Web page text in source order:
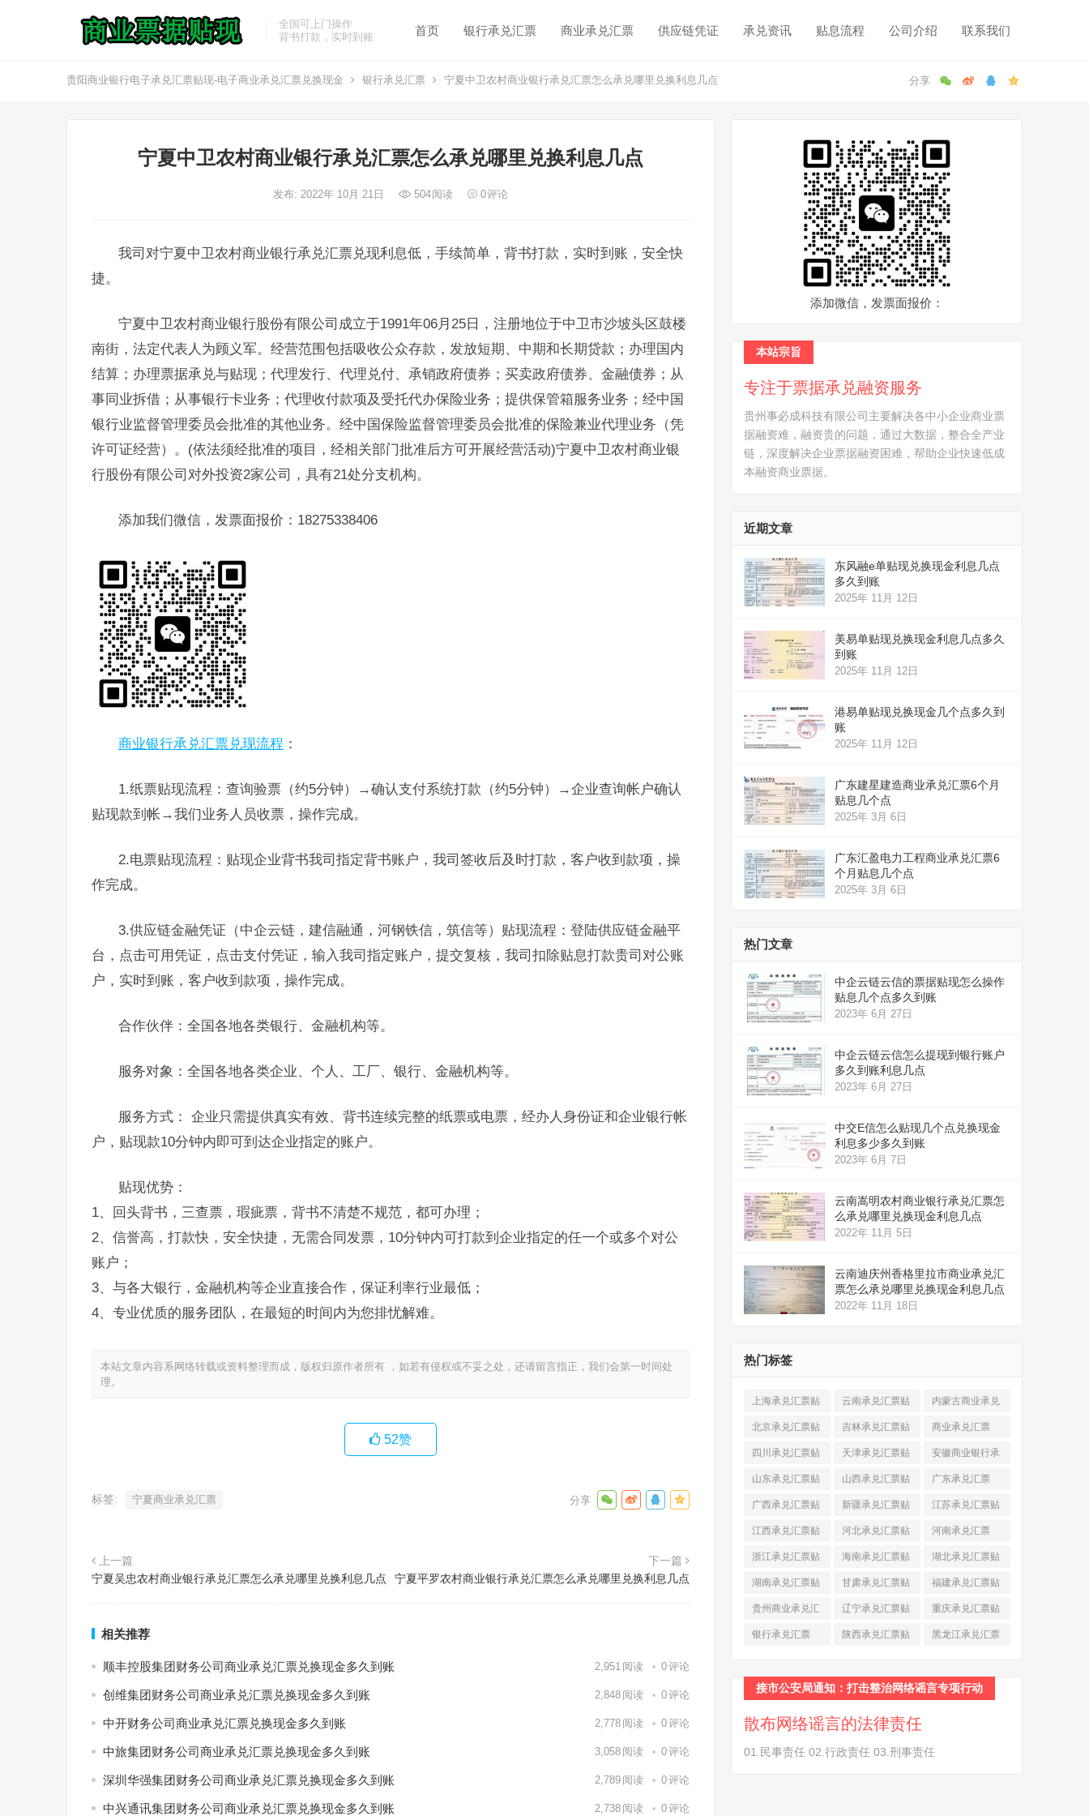
全国可上门操作
背书打款，实时到账
首页 银行承兑汇票 商业承兑汇票 供应链凭证 承兑资讯 贴息流程 公司介绍 联系我们
贵阳商业银行电子承兑汇票贴现-电子商业承兑汇票兑换现金 银行承兑汇票 宁夏中卫农村商业银行承兑汇票怎么承兑哪里兑换利息几点
宁夏中卫农村商业银行承兑汇票怎么承兑哪里兑换利息几点
发布: 2022年 10月 21日 504阅读 0评论
我司对宁夏中卫农村商业银行承兑汇票兑现利息低，手续简单，背书打款，实时到账，安全快
捷。
宁夏中卫农村商业银行股份有限公司成立于1991年06月25日，注册地位于中卫市沙坡头区鼓楼
南街，法定代表人为顾义军。经营范围包括吸收公众存款，发放短期、中期和长期贷款；办理国内
结算；办理票据承兑与贴现；代理发行、代理兑付、承销政府债券；买卖政府债券、金融债券；从
事同业拆借；从事银行卡业务；代理收付款项及受托代办保险业务；提供保管箱服务业务；经中国
银行业监督管理委员会批准的其他业务。经中国保险监督管理委员会批准的保险兼业代理业务（凭
许可证经营）。(依法须经批准的项目，经相关部门批准后方可开展经营活动)宁夏中卫农村商业银
行股份有限公司对外投资2家公司，具有21处分支机构。
添加我们微信，发票面报价：18275338406
商业银行承兑汇票兑现流程 ：
1.纸票贴现流程：查询验票（约5分钟）→确认支付系统打款（约5分钟）→企业查询帐户确认
贴现款到帐→我们业务人员收票，操作完成。
2.电票贴现流程：贴现企业背书我司指定背书账户，我司签收后及时打款，客户收到款项，操
作完成。
3.供应链金融凭证（中企云链，建信融通，河钢铁信，筑信等）贴现流程：登陆供应链金融平
台，点击可用凭证，点击支付凭证，输入我司指定账户，提交复核，我司扣除贴息打款贵司对公账
户，实时到账，客户收到款项，操作完成。
合作伙伴：全国各地各类银行、金融机构等。
服务对象：全国各地各类企业、个人、工厂、银行、金融机构等。
服务方式： 企业只需提供真实有效、背书连续完整的纸票或电票，经办人身份证和企业银行帐
户，贴现款10分钟内即可到达企业指定的账户。
贴现优势：
1、回头背书，三查票，瑕疵票，背书不清楚不规范，都可办理；
2、信誉高，打款快，安全快捷，无需合同发票，10分钟内可打款到企业指定的任一个或多个对公
账户；
3、与各大银行，金融机构等企业直接合作，保证利率行业最低；
4、专业优质的服务团队，在最短的时间内为您排忧解难。
本站文章内容系网络转载或资料整理而成，版权归原作者所有 ，如若有侵权或不妥之处，还请留言指正，我们会第一时间处
理。
52赞
标签: 宁夏商业承兑汇票
上一篇
宁夏吴忠农村商业银行承兑汇票怎么承兑哪里兑换利息几点
下一篇
宁夏平罗农村商业银行承兑汇票怎么承兑哪里兑换利息几点
相关推荐
顺丰控股集团财务公司商业承兑汇票兑换现金多久到账 2,951 阅读 0评论
创维集团财务公司商业承兑汇票兑换现金多久到账 2,848 阅读 0评论
中开财务公司商业承兑汇票兑换现金多久到账 2,778 阅读 0评论
中旅集团财务公司商业承兑汇票兑换现金多久到账 3,058 阅读 0评论
深圳华强集团财务公司商业承兑汇票兑换现金多久到账 2,789 阅读 0评论
中兴通讯集团财务公司商业承兑汇票兑换现金多久到账 2,738 阅读 0评论
添加微信，发票面报价：
本站宗旨
专注于票据承兑融资服务
贵州事必成科技有限公司主要解决各中小企业商业票
据融资难，融资贵的问题，通过大数据，整合全产业
链，深度解决企业票据融资困难，帮助企业快速低成
本融资商业票据。
近期文章
东风融e单贴现兑换现金利息几点
多久到账
2025年 11月 12日
美易单贴现兑换现金利息几点多久
到账
2025年 11月 12日
港易单贴现兑换现金几个点多久到
账
2025年 11月 12日
广东建星建造商业承兑汇票6个月
贴息几个点
2025年 3月 6日
广东汇盈电力工程商业承兑汇票6
个月贴息几个点
2025年 3月 6日
热门文章
中企云链云信的票据贴现怎么操作
贴息几个点多久到账
2023年 6月 27日
中企云链云信怎么提现到银行账户
多久到账利息几点
2023年 6月 27日
中交E信怎么贴现几个点兑换现金
利息多少多久到账
2023年 6月 7日
云南嵩明农村商业银行承兑汇票怎
么承兑哪里兑换现金利息几点
2022年 11月 5日
云南迪庆州香格里拉市商业承兑汇
票怎么承兑哪里兑换现金利息几点
2022年 11月 18日
热门标签
上海承兑汇票贴
现(520)
云南承兑汇票贴
现(324)
内蒙古商业承兑
汇票(316)
北京承兑汇票贴
现 (912)
吉林承兑汇票贴
现(123)
商业承兑汇票
(225)
四川承兑汇票贴
现(790)
天津承兑汇票贴
现(242)
安徽商业银行承
兑汇票 (565)
山东承兑汇票贴
现(874)
山西承兑汇票贴
现(463)
广东承兑汇票
(979)
广西承兑汇票贴
现(278)
新疆承兑汇票贴
现(264)
江苏承兑汇票贴
现(774)
江西承兑汇票贴
现(366)
河北承兑汇票贴
现(374)
河南承兑汇票
(518)
浙江承兑汇票贴
现(691)
海南承兑汇票贴
现(145)
湖北承兑汇票贴
现(587)
湖南承兑汇票贴
现(453)
甘肃承兑汇票贴
现(194)
福建承兑汇票贴
现(945)
贵州商业承兑汇
票(284)
辽宁承兑汇票贴
现(344)
重庆承兑汇票贴
现(232)
银行承兑汇票
陕西承兑汇票贴
黑龙江承兑汇票
接市公安局通知：打击整治网络谣言专项行动
散布网络谣言的法律责任
01.民事责任 02.行政责任 03.刑事责任